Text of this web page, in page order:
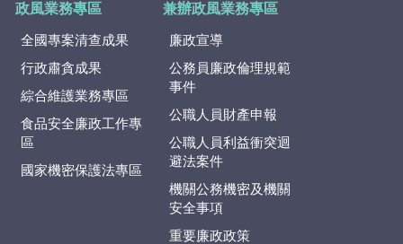
政風業務專區
全國專案清查成果
行政肅貪成果
綜合維護業務專區
食品安全廉政工作專
區
國家機密保護法專區
兼辦政風業務專區
廉政宣導
公務員廉政倫理規範
事件
公職人員財產申報
公職人員利益衝突迴
避法案件
機關公務機密及機關
安全事項
重要廉政政策